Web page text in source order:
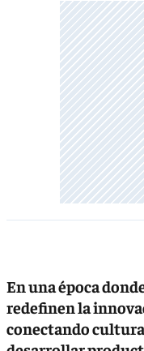
En una época
redefinen la
conectando